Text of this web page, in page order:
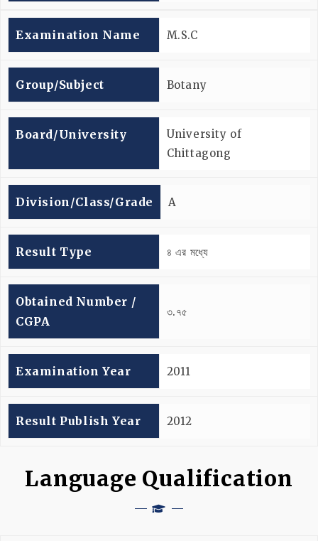
Examination Name M.S.C
Group/subject Botany
Board/university
University of
Chittagong
Division/Class/Grade A
Result Type ৪ এর মধ্যে
Obtained Number /
CGPA
৩.৭৫
Examination Year 2011
Result Publish Year 2012
Language Qualification